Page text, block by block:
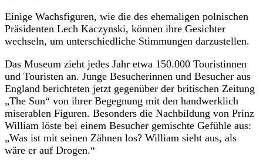
Einige Wachsfiguren, wie die des ehemaligen polnischen
Präsidenten Lech Kaczynski, können ihre Gesichter
wechseln, um unterschiedliche Stimmungen darzustellen.
Das Museum zieht jedes Jahr etwa 150.000 Touristinnen
und Touristen an. Junge Besucherinnen und Besucher aus
England berichteten jetzt gegenüber der britischen Zeitung
„The Sun“ von ihrer Begegnung mit den handwerklich
miserablen Figuren. Besonders die Nachbildung von Prinz
William löste bei einem Besucher gemischte Gefühle aus:
„Was ist mit seinen Zähnen los? William sieht aus, als
wäre er auf Drogen.“